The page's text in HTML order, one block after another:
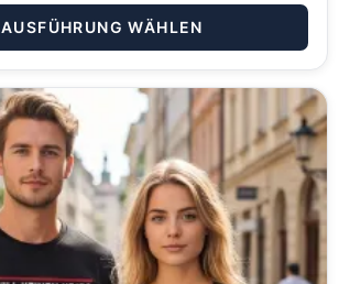
AUSFÜHRUNG WÄHLEN